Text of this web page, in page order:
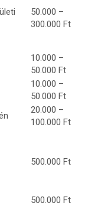
50.000 –
300.000 Ft
10.000 –
50.000 Ft
10.000 –
50.000 Ft
20.000 –
100.000 Ft
500.000 Ft
500.000 Ft